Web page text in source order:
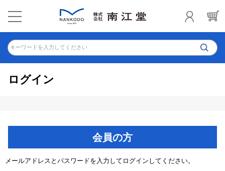
キーワードを入力してください
ログイン
会員の方
メールアドレスとパスワードを入力してログインしてください。